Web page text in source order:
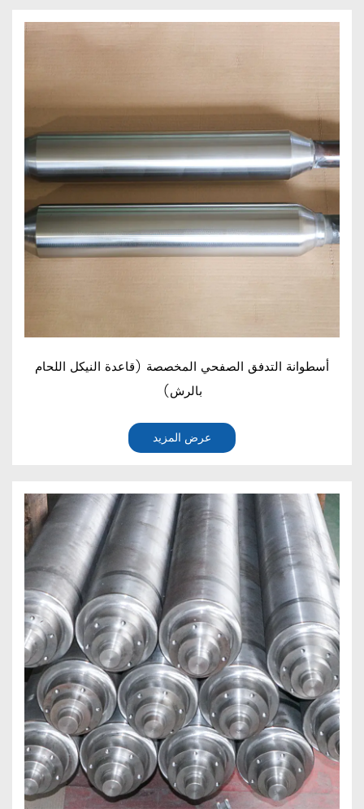
أسطوانة التدفق الصفحي المخصصة (قاعدة النيكل اللحام
بالرش)
عرض المزيد